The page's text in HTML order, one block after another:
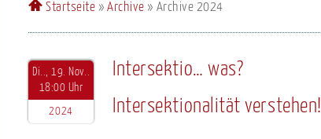
Startseite »Archive » Archive 2024
Di.., 19. Nov..
18:00 Uhr
2024
Intersektio… was?
Intersektionalität verstehen!